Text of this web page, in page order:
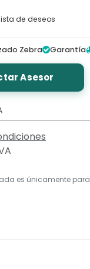
de deseos
Zebra Garantía
Asesor
es únicamente para